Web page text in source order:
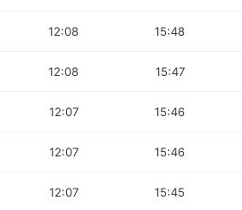
12:08 15:48
12:08 15:47
12:07 15:46
12:07 15:46
12:07 15:45